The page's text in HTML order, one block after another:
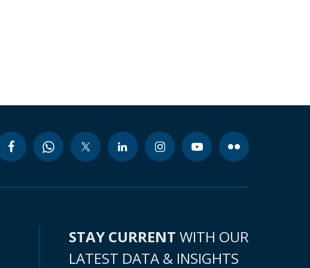
STAY CURRENT WITH OUR
LATEST DATA & INSIGHTS